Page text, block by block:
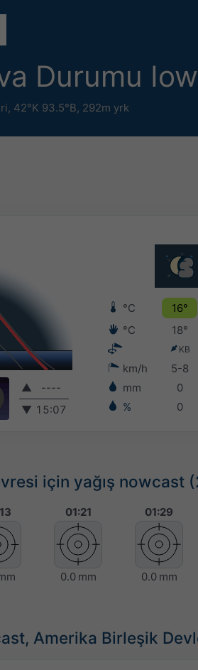
Durumu
, 42°K 93.5°B, 292m yrk
▲
----
▼ 15:07
°C 16°
°C
18°
KB
km/h 5-8
mm
0
%
0
için yağış nowcast
01:21 01:29
0.0 mm 0.0 mm
Amerika Birleşik